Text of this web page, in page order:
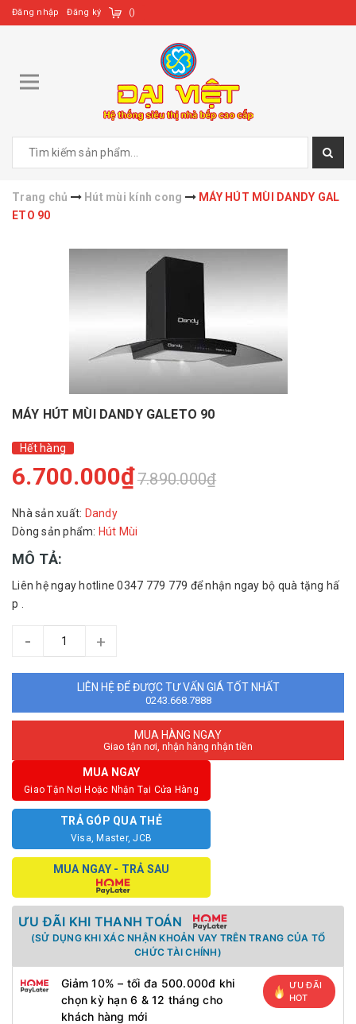
Đăng nhập Đăng ký ()
Trang chủ Hút mùi kính cong
MÁY HÚT MÙI DANDY GAL
ETO 90
MÁY HÚT MÙI DANDY GALETO 90
Hết hàng
6.700.000₫7.890.000₫
Nhà sản xuất: Dandy
Dòng sản phẩm: Hút Mùi
MÔ TẢ:
Liên hệ ngay hotline 0347 779 779 để nhận ngay bộ quà tặng hấ
p .
- +
LIÊN HỆ ĐỂ ĐƯỢC TƯ VẤN GIÁ TỐT NHẤT
0243.668.7888
MUA HÀNG NGAY
Giao tận nơi, nhận hàng nhận tiền
MUA NGAY
Giao Tận Nơi Hoặc Nhận Tại Cửa Hàng
TRẢ GÓP QUA THẺ
Visa, Master, JCB
MUA NGAY - TRẢ SAU
ƯU ĐÃI KHI THANH TOÁN
(SỬ DỤNG KHI XÁC NHẬN KHOẢN VAY TRÊN TRANG CỦA TỔ
CHỨC TÀI CHÍNH)
Giảm 10% – tối đa 500.000đ khi
chọn kỳ hạn 6 & 12 tháng cho
khách hàng mới
ƯU ĐÃI
HOT